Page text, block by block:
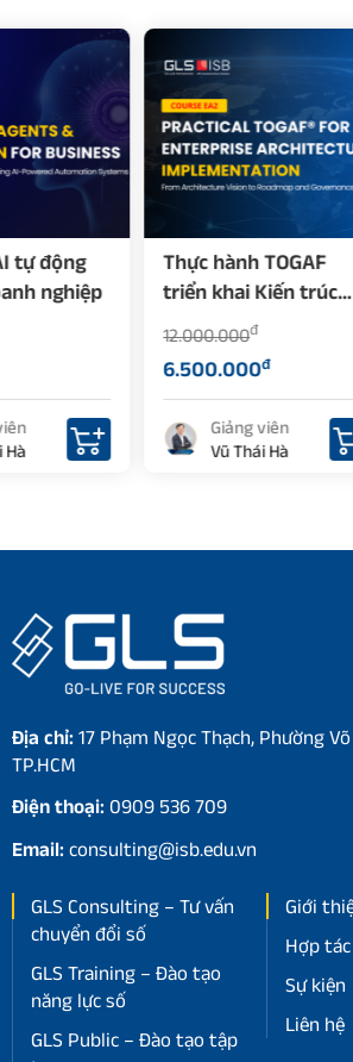
Thực hành TOGAF
triển khai Kiến trúc
Giảng viên
Vũ Thái Hà
Địa chỉ: 17 Phạm Ngọc Thạch, Phường
TP.HCM
Điện thoại: 0909 536 709
Email: consulting@isb.edu.vn
GLS Consulting – Tư vấn
chuyển đổi số
GLS Training – Đào tạo
năng lực số
GLS Public – Đào tạo tập
Giới
Hợp tác
Sự kiện
Liên hệ